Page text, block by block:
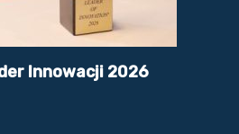
Innowacji 2026